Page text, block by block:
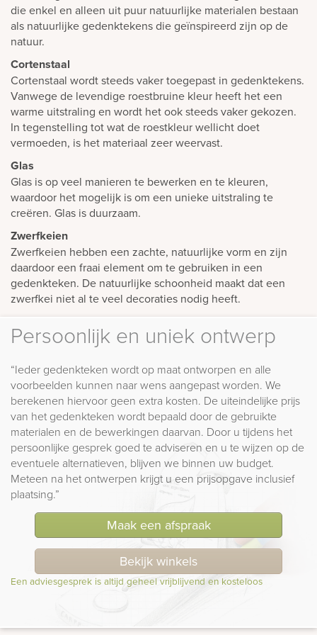
die enkel en alleen uit puur natuurlijke materialen bestaan
als natuurlijke gedenktekens die geïnspireerd zijn op de
natuur.
Cortenstaal
Cortenstaal wordt steeds vaker toegepast in gedenktekens.
Vanwege de levendige roestbruine kleur heeft het een
warme uitstraling en wordt het ook steeds vaker gekozen.
In tegenstelling tot wat de roestkleur wellicht doet
vermoeden, is het materiaal zeer weervast.
Glas
Glas is op veel manieren te bewerken en te kleuren,
waardoor het mogelijk is om een unieke uitstraling te
creëren. Glas is duurzaam.
Zwerfkeien
Zwerfkeien hebben een zachte, natuurlijke vorm en zijn
daardoor een fraai element om te gebruiken in een
gedenkteken. De natuurlijke schoonheid maakt dat een
zwerfkei niet al te veel decoraties nodig heeft.
Persoonlijk en uniek ontwerp
“Ieder gedenkteken wordt op maat ontworpen en alle
voorbeelden kunnen naar wens aangepast worden. We
berekenen hiervoor geen extra kosten. De uiteindelijke prijs
van het gedenkteken wordt bepaald door de gebruikte
materialen en de bewerkingen daarvan. Door u tijdens het
persoonlijke gesprek goed te adviseren en u te wijzen op de
eventuele alternatieven, blijven we binnen uw budget.
Meteen na het ontwerpen krijgt u een prijsopgave inclusief
plaatsing.”
Maak een afspraak
Bekijk winkels
Een adviesgesprek is altijd geheel vrijblijvend en kosteloos